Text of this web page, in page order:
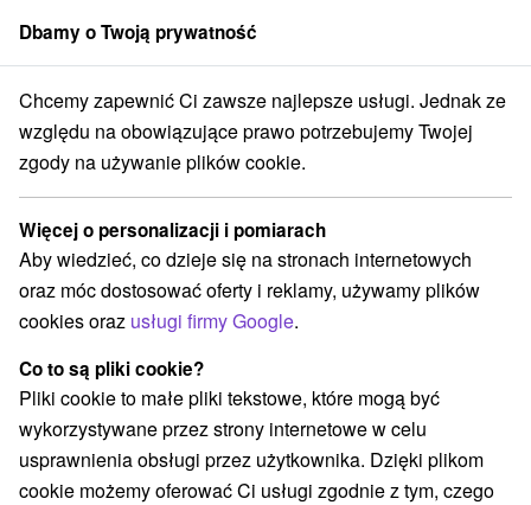
członek grupySorger
na prenájom Západné Slovensko Trnavský kraj Podbranč
Chaty na prenájom Podbranč
Kategorie
Wszystkie kategorie
Apartmány(1)
Chaty na prenájom(2)
Wybierz lokalizację lub datę
WSZYSTKO NAJTAŃSZE NAJDROŻSZE NA
Dbamy o Twoją prywatność
Chcemy zapewnić Ci zawsze najlepsze usługi. Jednak ze
względu na obowiązujące prawo potrzebujemy Twojej
zgody na używanie plików cookie.
Więcej o personalizacji i pomiarach
Aby wiedzieć, co dzieje się na stronach internetowych
oraz móc dostosować oferty i reklamy, używamy plików
cookies oraz usługi firmy Google.
Co to są pliki cookie?
Pliki cookie to małe pliki tekstowe, które mogą być
wykorzystywane przez strony internetowe w celu
usprawnienia obsługi przez użytkownika. Dzięki plikom
cookie możemy oferować Ci usługi zgodnie z tym, czego